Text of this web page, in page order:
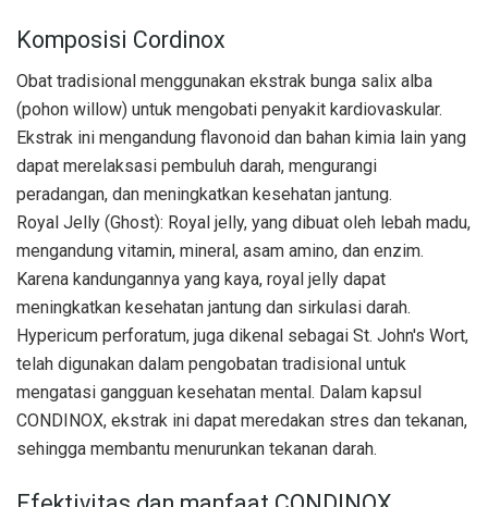
Komposisi Cordinox
Obat tradisional menggunakan ekstrak bunga salix alba
(pohon willow) untuk mengobati penyakit kardiovaskular.
Ekstrak ini mengandung flavonoid dan bahan kimia lain yang
dapat merelaksasi pembuluh darah, mengurangi
peradangan, dan meningkatkan kesehatan jantung.
Royal Jelly (Ghost): Royal jelly, yang dibuat oleh lebah madu,
mengandung vitamin, mineral, asam amino, dan enzim.
Karena kandungannya yang kaya, royal jelly dapat
meningkatkan kesehatan jantung dan sirkulasi darah.
Hypericum perforatum, juga dikenal sebagai St. John's Wort,
telah digunakan dalam pengobatan tradisional untuk
mengatasi gangguan kesehatan mental. Dalam kapsul
CONDINOX, ekstrak ini dapat meredakan stres dan tekanan,
sehingga membantu menurunkan tekanan darah.